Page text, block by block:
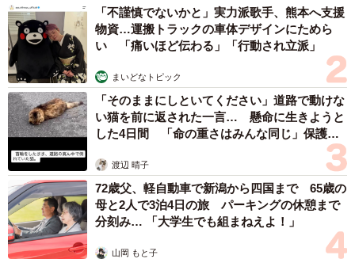
「不謹慎でないかと」実力派歌手、熊本へ支援
物資…運搬トラックの車体デザインにためら
い 「痛いほど伝わる」「行動され立派」
まいどなトピック
「そのままにしといてください」道路で動けな
い猫を前に返された一言… 懸命に生きようと
した4日間 「命の重さはみんな同じ」保護団
渡辺 晴子
72歳父、軽自動車で新潟から四国まで 65歳の
母と2人で3泊4日の旅 パーキングの休憩まで
分刻み… 「大学生でも組まねえよ！」
山岡 もと子